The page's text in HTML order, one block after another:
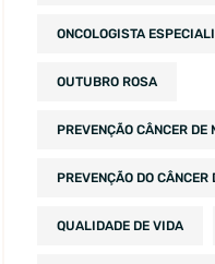
ONCOLOGISTA
OUTUBRO ROSA
PREVENÇÃO CÂNCER DE
PREVENÇÃO DO CÂNCER
QUALIDADE DE VIDA